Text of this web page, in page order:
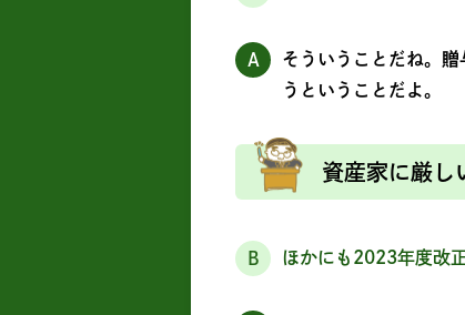
A
そういうことだね。
うということだよ。
資産家に厳し
B ほかにも2023年度改